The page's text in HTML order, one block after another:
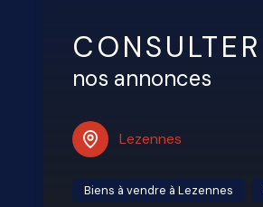
CONSULTER
nos annonces
Lezennes
Biens à vendre à Lezennes